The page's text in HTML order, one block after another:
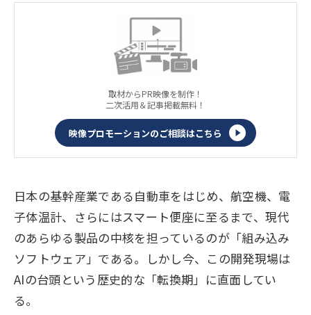
取材からPR映像を制作！
二次活用＆記事掲載無料！
映像プロモーションのご相談はこちら
日本の基幹産業である自動車をはじめ、航空機、電
子体温計、さらにはスマート便座に至るまで、現代
のあらゆる製品の中核を担っているのが「組み込み
ソフトウェア」である。しかし今、この開発現場は
AIの台頭という歴史的な「転換期」に直面してい
る。